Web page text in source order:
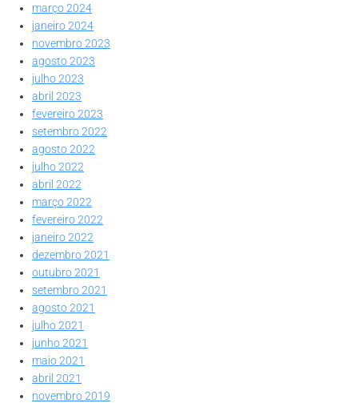
março 2024
janeiro 2024
novembro 2023
agosto 2023
julho 2023
abril 2023
fevereiro 2023
setembro 2022
agosto 2022
julho 2022
abril 2022
março 2022
fevereiro 2022
janeiro 2022
dezembro 2021
outubro 2021
setembro 2021
agosto 2021
julho 2021
junho 2021
maio 2021
abril 2021
novembro 2019